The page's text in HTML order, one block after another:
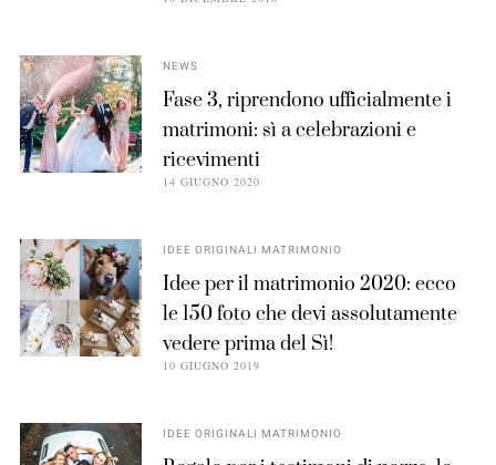
NEWS
Fase 3, riprendono ufficialmente i
matrimoni: sì a celebrazioni e
ricevimenti
14 GIUGNO 2020
IDEE ORIGINALI MATRIMONIO
Idee per il matrimonio 2020: ecco
le 150 foto che devi assolutamente
vedere prima del Sì!
10 GIUGNO 2019
IDEE ORIGINALI MATRIMONIO